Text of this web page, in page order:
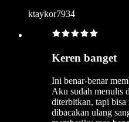
ktaykor7934
Keren banget
Ini benar-benar
Aku sudah menulis
diterbitkan, tapi bisa
dibacakan ulang